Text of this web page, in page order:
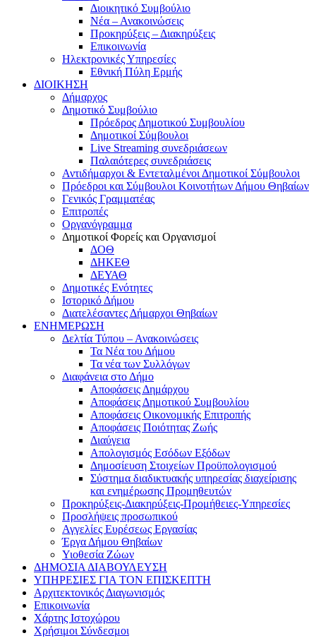
Διοικητικό Συμβούλιο
Νέα – Ανακοινώσεις
Προκηρύξεις – Διακηρύξεις
Επικοινωνία
Ηλεκτρονικές Υπηρεσίες
Εθνική Πύλη Ερμής
ΔΙΟΙΚΗΣΗ
Δήμαρχος
Δημοτικό Συμβούλιο
Πρόεδρος Δημοτικού Συμβουλίου
Δημοτικοί Σύμβουλοι
Live Streaming συνεδριάσεων
Παλαιότερες συνεδριάσεις
Αντιδήμαρχοι & Εντεταλμένοι Δημοτικοί Σύμβουλοι
Πρόεδροι και Σύμβουλοι Κοινοτήτων Δήμου Θηβαίων
Γενικός Γραμματέας
Επιτροπές
Οργανόγραμμα
Δημοτικοί Φορείς και Οργανισμοί
ΔΟΘ
ΔΗΚΕΘ
ΔΕΥΑΘ
Δημοτικές Ενότητες
Ιστορικό Δήμου
Διατελέσαντες Δήμαρχοι Θηβαίων
ΕΝΗΜΕΡΩΣΗ
Δελτία Τύπου – Ανακοινώσεις
Τα Νέα του Δήμου
Τα νέα των Συλλόγων
Διαφάνεια στο Δήμο
Αποφάσεις Δημάρχου
Αποφάσεις Δημοτικού Συμβουλίου
Αποφάσεις Οικονομικής Επιτροπής
Αποφάσεις Ποιότητας Ζωής
Διαύγεια
Απολογισμός Εσόδων Εξόδων
Δημοσίευση Στοιχείων Προϋπολογισμού
Σύστημα διαδικτυακής υπηρεσίας διαχείρισης
και ενημέρωσης Προμηθευτών
Προκηρύξεις-Διακηρύξεις-Προμήθειες-Υπηρεσίες
Προσλήψεις προσωπικού
Αγγελίες Ευρέσεως Εργασίας
Έργα Δήμου Θηβαίων
Υιοθεσία Ζώων
ΔΗΜΟΣΙΑ ΔΙΑΒΟΥΛΕΥΣΗ
ΥΠΗΡΕΣΙΕΣ ΓΙΑ ΤΟΝ ΕΠΙΣΚΕΠΤΗ
Αρχιτεκτονικός Διαγωνισμός
Επικοινωνία
Χάρτης Ιστοχώρου
Χρήσιμοι Σύνδεσμοι